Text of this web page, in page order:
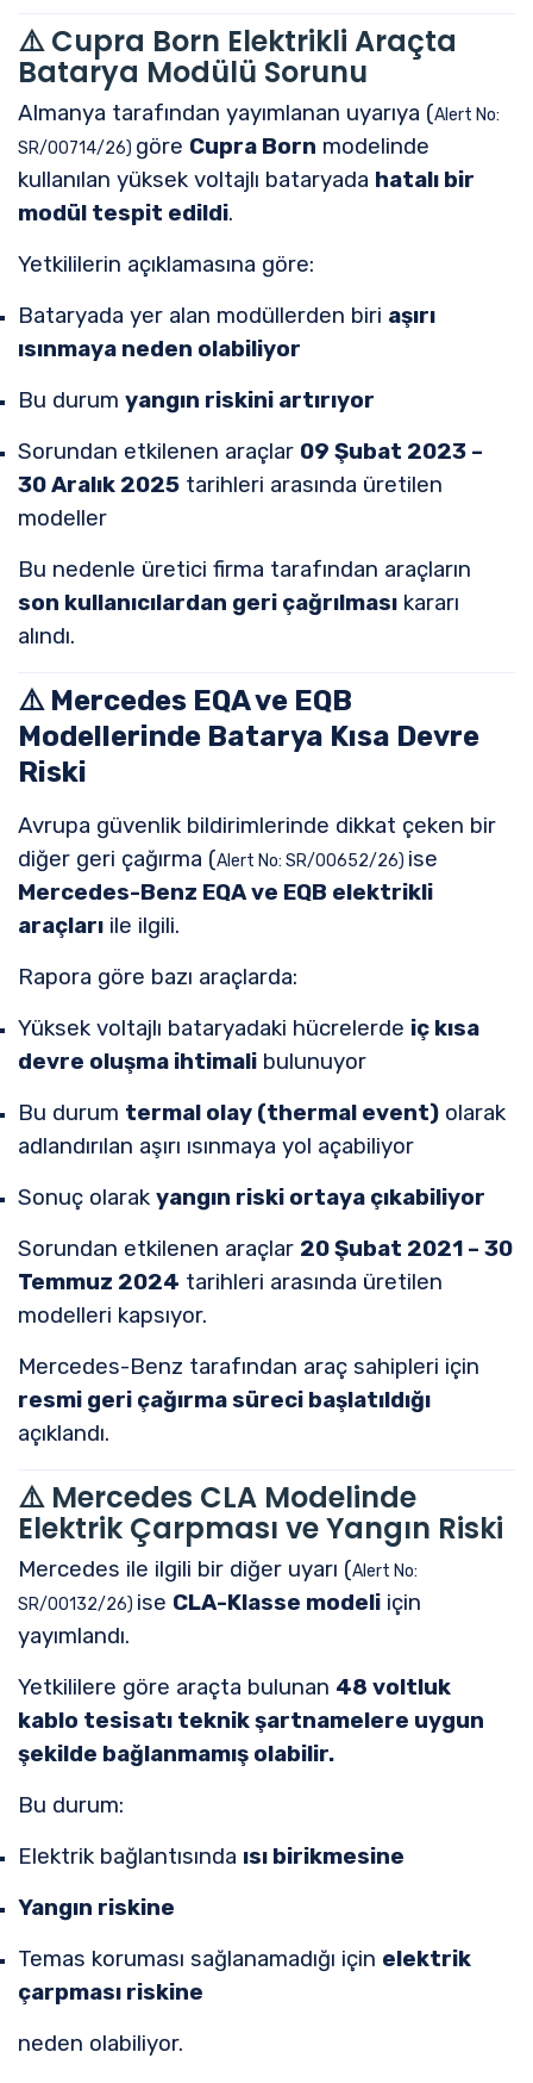
⚠️ Cupra Born Elektrikli Araçta
Batarya Modülü Sorunu
Almanya tarafından yayımlanan uyarıya (Alert No:
SR/00714/26) göre Cupra Born modelinde
kullanılan yüksek voltajlı bataryada hatalı bir
modül tespit edildi.
Yetkililerin açıklamasına göre:
Bataryada yer alan modüllerden biri aşırı
ısınmaya neden olabiliyor
Bu durum yangın riskini artırıyor
Sorundan etkilenen araçlar 09 Şubat 2023 –
30 Aralık 2025 tarihleri arasında üretilen
modeller
Bu nedenle üretici firma tarafından araçların
son kullanıcılardan geri çağrılması kararı
alındı.
⚠️ Mercedes EQA ve EQB
Modellerinde Batarya Kısa Devre
Riski
Avrupa güvenlik bildirimlerinde dikkat çeken bir
diğer geri çağırma (Alert No: SR/00652/26) ise
Mercedes-Benz EQA ve EQB elektrikli
araçları ile ilgili.
Rapora göre bazı araçlarda:
Yüksek voltajlı bataryadaki hücrelerde iç kısa
devre oluşma ihtimali bulunuyor
Bu durum termal olay (thermal event) olarak
adlandırılan aşırı ısınmaya yol açabiliyor
Sonuç olarak yangın riski ortaya çıkabiliyor
Sorundan etkilenen araçlar 20 Şubat 2021 – 30
Temmuz 2024 tarihleri arasında üretilen
modelleri kapsıyor.
Mercedes-Benz tarafından araç sahipleri için
resmi geri çağırma süreci başlatıldığı
açıklandı.
⚠️ Mercedes CLA Modelinde
Elektrik Çarpması ve Yangın Riski
Mercedes ile ilgili bir diğer uyarı (Alert No:
SR/00132/26) ise CLA-Klasse modeli için
yayımlandı.
Yetkililere göre araçta bulunan 48 voltluk
kablo tesisatı teknik şartnamelere uygun
şekilde bağlanmamış olabilir.
Bu durum:
Elektrik bağlantısında ısı birikmesine
Yangın riskine
Temas koruması sağlanamadığı için elektrik
çarpması riskine
neden olabiliyor.